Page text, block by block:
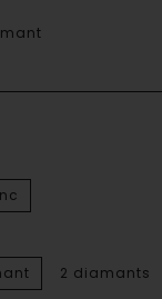
2 diamants